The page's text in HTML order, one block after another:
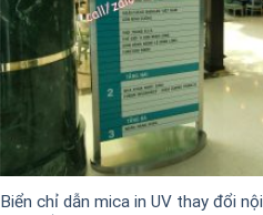
Biển chỉ dẫn mica in UV thay đổi nội